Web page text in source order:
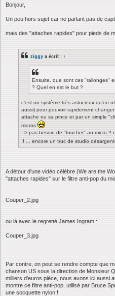
s
g
Bonjour,
Un peu hors sujet car ne parlant pas de
mais des "attaches rapides" pour pieds de
ziggy a écrit : ↑
Ensuite, que sont ces "rallonges"
? Quel en est le but ?
c'est un système très astucieux qu'on
aussi) pour pouvoir rapidement
attache ou sa pince et par un simple
micros
=> pas besoin de "toucher" au micro !!
!! ... encore un truc de studio
A détour d'une vidéo célèbre (We are the
"attaches rapides" sur le filtre anti-pop du
Couper_2.jpg
ou là avec le regretté James Ingram :
Couper_3.jpg
Par contre, on peut se rendre compte que
chanson US sous la direction de Monsieur
milliers d'euros pièce, nous avons ici aussi
montre ce filtre anti-pop, utilisé par Bruce
une socquette nylon !